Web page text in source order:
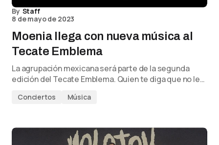
By Staff
8 de mayo de 2023
Moenia llega con nueva música al
Tecate Emblema
La agrupación mexicana será parte de la segunda
edición del Tecate Emblema. Quien te diga que no le…
Conciertos Música